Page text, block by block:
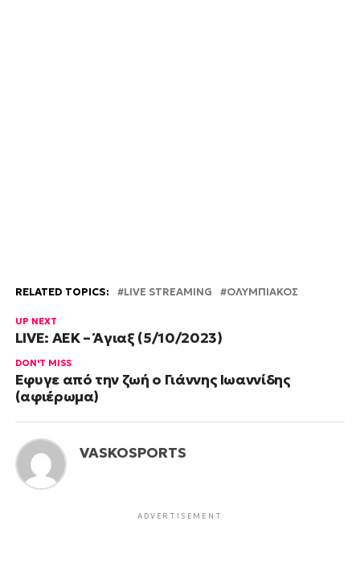
RELATED TOPICS: LIVE STREAMING ΟΛΥΜΠΙΑΚΟΣ
UP NEXT
LIVE: ΑΕΚ – Άγιαξ (5/10/2023)
DON'T MISS
Έφυγε από την ζωή ο Γιάννης Ιωαννίδης
(αφιέρωμα)
VASKOSPORTS
ADVERTISEMENT